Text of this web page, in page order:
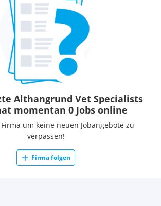
Althangrund Vet Specialists
momentan 0 Jobs online
um keine neuen Jobangebote zu
verpassen!
Firma folgen